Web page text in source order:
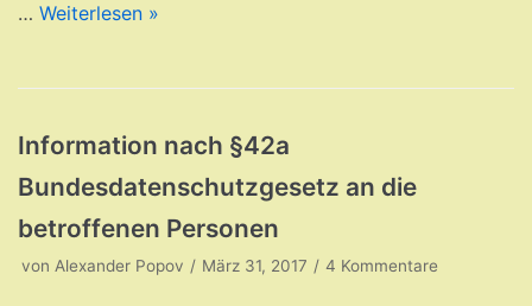
… Weiterlesen »
Information nach §42a
Bundesdatenschutzgesetz an die
betroffenen Personen
von Alexander Popov März 31, 2017 4 Kommentare